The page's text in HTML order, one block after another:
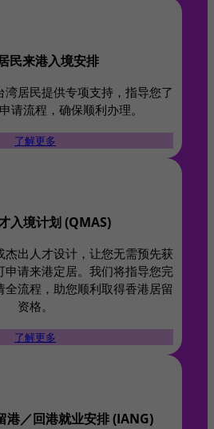
民来港入境安排​
居民提供专项支持，指导您了
请流程，确保顺利办理。
了解更多
入境计划 (QMAS)​
杰出人才设计，让您无需预先获
申请来港定居。我们将指导您完
全流程，助您顺利取得香港居留
资格。
了解更多
港／回港就业安排 (IANG)​